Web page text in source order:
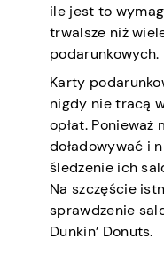
ile jest to
trwalsze niż
podarunkowych.
Karty
nigdy nie tracą
opłat. Ponieważ
doładowywać i
śledzenie ich
Na szczęście
sprawdzenie
Dunkin’ Donuts.